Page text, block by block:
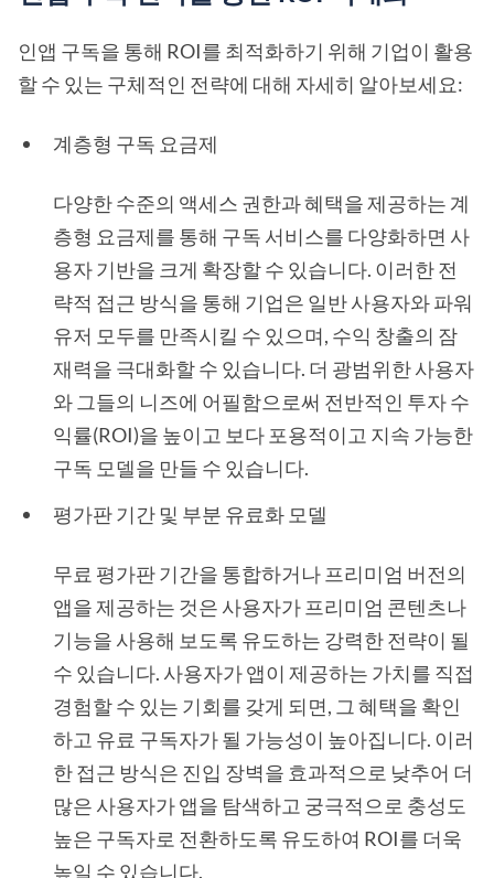
인앱 구독을 통해 ROI를 최적화하기 위해 기업이 활용
할 수 있는 구체적인 전략에 대해 자세히 알아보세요:
계층형 구독 요금제
다양한 수준의 액세스 권한과 혜택을 제공하는 계
층형 요금제를 통해 구독 서비스를 다양화하면 사
용자 기반을 크게 확장할 수 있습니다. 이러한 전
략적 접근 방식을 통해 기업은 일반 사용자와 파워
유저 모두를 만족시킬 수 있으며, 수익 창출의 잠
재력을 극대화할 수 있습니다. 더 광범위한 사용자
와 그들의 니즈에 어필함으로써 전반적인 투자 수
익률(ROI)을 높이고 보다 포용적이고 지속 가능한
구독 모델을 만들 수 있습니다.
평가판 기간 및 부분 유료화 모델
무료 평가판 기간을 통합하거나 프리미엄 버전의
앱을 제공하는 것은 사용자가 프리미엄 콘텐츠나
기능을 사용해 보도록 유도하는 강력한 전략이 될
수 있습니다. 사용자가 앱이 제공하는 가치를 직접
경험할 수 있는 기회를 갖게 되면, 그 혜택을 확인
하고 유료 구독자가 될 가능성이 높아집니다. 이러
한 접근 방식은 진입 장벽을 효과적으로 낮추어 더
많은 사용자가 앱을 탐색하고 궁극적으로 충성도
높은 구독자로 전환하도록 유도하여 ROI를 더욱
높일 수 있습니다.